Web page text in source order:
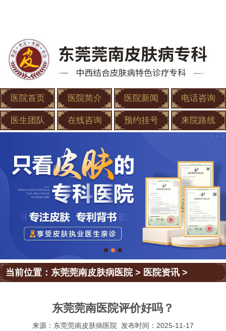
医院首页 医院简介 医院新闻 电话咨询
医生团队 在线咨询 预约挂号 来院路线
当前位置：东莞莞南皮肤病医院> 医院资讯 >
东莞莞南医院评价好吗？
来源：东莞莞南皮肤病医院 发布时间：2025-11-17